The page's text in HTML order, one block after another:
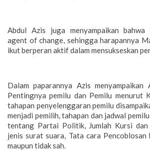
Abdul Azis juga menyampaikan bahwa
agent of change, sehingga harapannya
ikut berperan aktif dalam mensukseskan
Dalam paparannya Azis
Pentingnya pemilu dan Pemilu menurut
tahapan penyelenggaran pemilu
menjadi pemilih, tahapan dan jadwal
tentang Partai Politik, Jumlah Kursi dan
jenis surat suara, Tata cara Pencoblosan
maupun tidak sah.